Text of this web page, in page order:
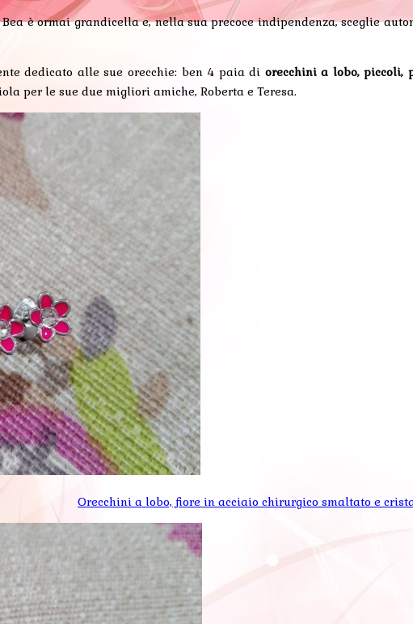
è ormai grandicella e, nella sua precoce indipendenza, sceglie
dedicato alle sue orecchie: ben 4 paia di orecchini a lobo, piccoli,
per le sue due migliori amiche, Roberta e Teresa.
Orecchini a lobo, fiore in acciaio chirurgico smaltato e